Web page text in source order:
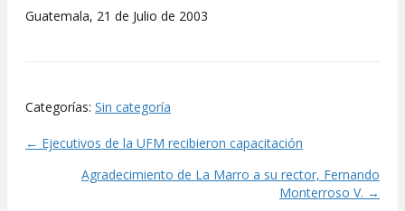
Guatemala, 21 de Julio de 2003
Categorías: Sin categoría
Posts
navigation
← Ejecutivos de la UFM recibieron capacitación
Agradecimiento de La Marro a su rector, Fernando
Monterroso V. →